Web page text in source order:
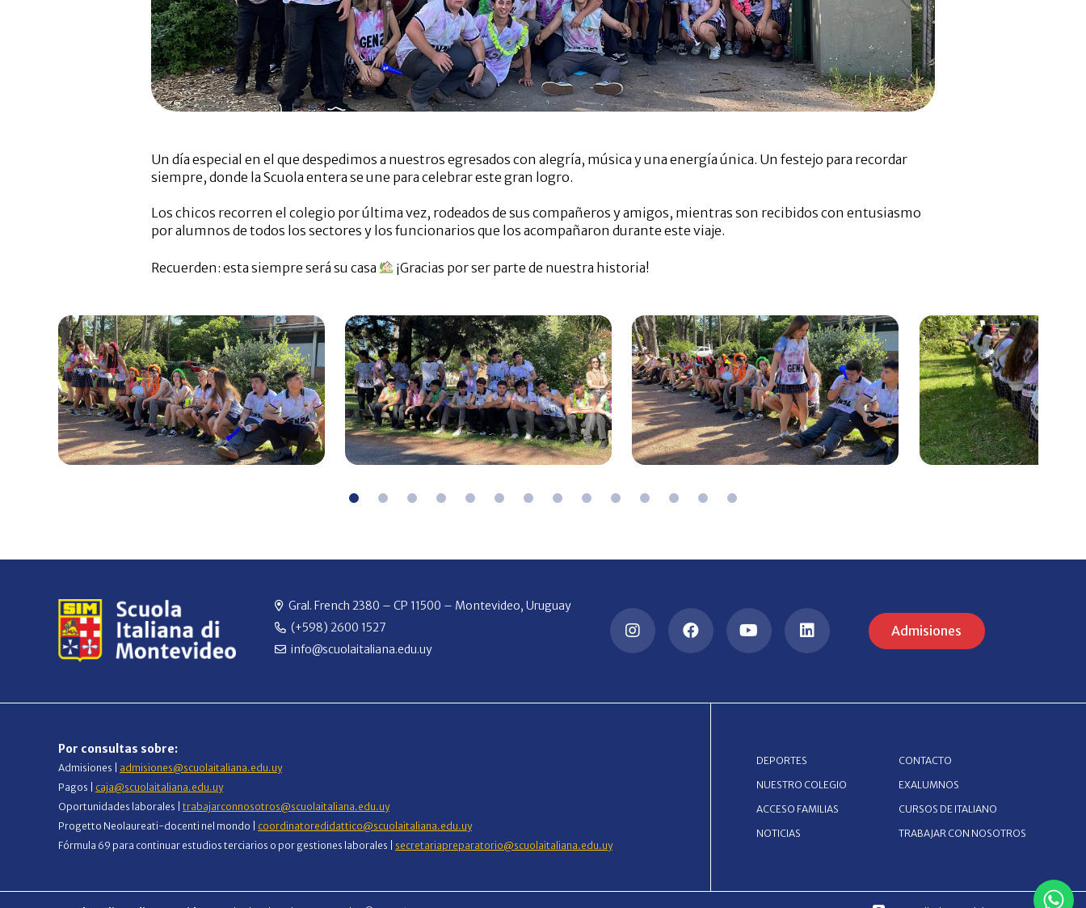
Un día especial en el que despedimos a nuestros egresados ​​con alegría, música y una energía única. Un festejo para recordar
siempre, donde la Scuola entera se une para celebrar este gran logro.
Los chicos recorren el colegio por última vez, rodeados de sus compañeros y amigos, mientras son recibidos con entusiasmo
por alumnos de todos los sectores y los funcionarios que los acompañaron durante este viaje.
Recuerden: esta siempre será su casa ¡Gracias por ser parte de nuestra historia!
Gral. French 2380 – CP 11500 – Montevideo, Uruguay
(+598) 2600 1527
info@scuolaitaliana.edu.uy
Admisiones
Por consultas sobre:
Admisiones | admisiones@scuolaitaliana.edu.uy
Pagos | caja@scuolaitaliana.edu.uy
Oportunidades laborales | trabajarconnosotros@scuolaitaliana.edu.uy
Progetto Neolaureati-docenti nel mondo | coordinatoredidattico@scuolaitaliana.edu.uy
Fórmula 69 para continuar estudios terciarios o por gestiones laborales | secretariapreparatorio@scuolaitaliana.edu.uy
DEPORTES
NUESTRO COLEGIO
ACCESO FAMILIAS
NOTICIAS
CONTACTO
EXALUMNOS
CURSOS DE ITALIANO
TRABAJAR CON NOSOTROS